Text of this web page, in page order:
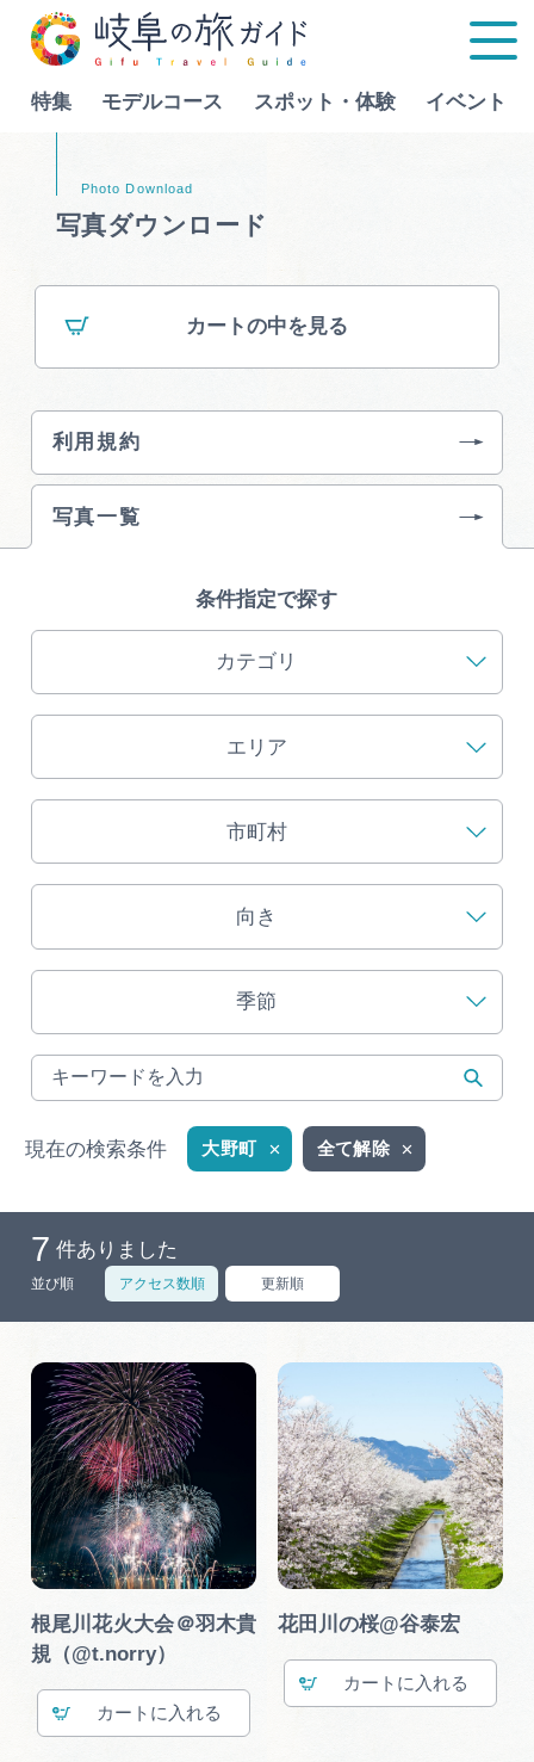
特集 モデルコース スポット・体験 イベント
モデルコース
グルメ
買い物・お土産
体験予約サイト「ＶＩＳＩＴ岐阜県」
岐阜県アウトドア観光キャンペーン
岐阜県まるごと観光エリアガイド
岐阜県観光データベース
旅行会社・観光事業者の皆様へ
フォトライブラリー
動画ライブラリー
お問い合わせ
運営組織
広告掲載
サイトポリシー
Language
行きたいリストを見る
写真ダウンロード
写真一覧
利用規約
カートの中を見る
条件指定で探す
カテゴリ
エリア
市町村
向き
季節
現在の検索条件 大野町 全て解除
7 件ありました
並び順 アクセス数順 更新順
根尾川花火大会＠羽木貴
規（@t.norry）
カート
花田川の桜@谷泰宏
カート